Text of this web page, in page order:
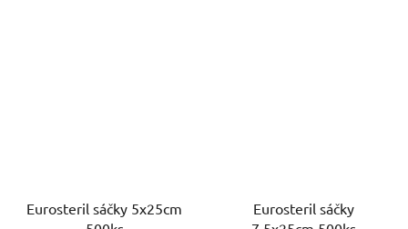
Eurosteril sáčky 5x25cm
Eurosteril sáčky